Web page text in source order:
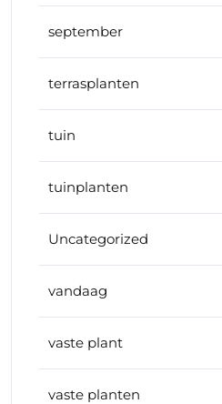
september
terrasplanten
tuin
tuinplanten
Uncategorized
vandaag
vaste plant
vaste planten